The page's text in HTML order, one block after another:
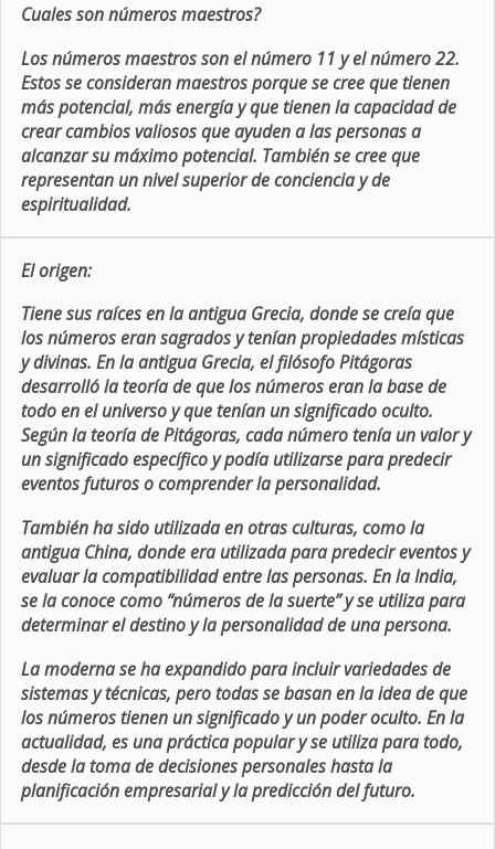
Cuales son números maestros?
Los números maestros son el número 11 y el número 22.
Estos se consideran maestros porque se cree que tienen
más potencial, más energía y que tienen la capacidad de
crear cambios valiosos que ayuden a las personas a
alcanzar su máximo potencial. También se cree que
representan un nivel superior de conciencia y de
espiritualidad.
El origen:
Tiene sus raíces en la antigua Grecia, donde se creía que
los números eran sagrados y tenían propiedades místicas
y divinas. En la antigua Grecia, el filósofo Pitágoras
desarrolló la teoría de que los números eran la base de
todo en el universo y que tenían un significado oculto.
Según la teoría de Pitágoras, cada número tenía un valor y
un significado específico y podía utilizarse para predecir
eventos futuros o comprender la personalidad.
También ha sido utilizada en otras culturas, como la
antigua China, donde era utilizada para predecir eventos y
evaluar la compatibilidad entre las personas. En la India,
se la conoce como “números de la suerte” y se utiliza para
determinar el destino y la personalidad de una persona.
La moderna se ha expandido para incluir variedades de
sistemas y técnicas, pero todas se basan en la idea de que
los números tienen un significado y un poder oculto. En la
actualidad, es una práctica popular y se utiliza para todo,
desde la toma de decisiones personales hasta la
planificación empresarial y la predicción del futuro.